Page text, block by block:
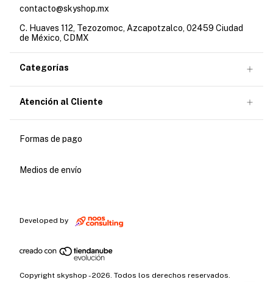
contacto@skyshop.mx
C. Huaves 112, Tezozomoc, Azcapotzalco, 02459 Ciudad
de México, CDMX
Categorías
Atención al Cliente
Formas de pago
Medios de envío
Developed by
Copyright skyshop - 2026. Todos los derechos reservados.